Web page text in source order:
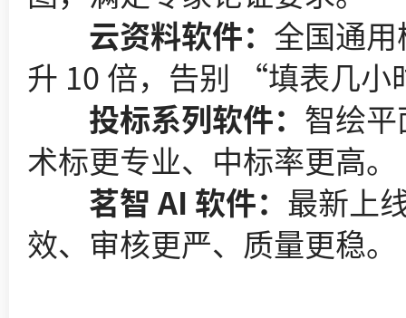
云资料软件： 全国通
升 10 倍，告别 “填表几
投标系列软件： 智绘
术标更专业、中标率更高。
茗智 AI 软件： 最新上
效、审核更严、质量更稳。